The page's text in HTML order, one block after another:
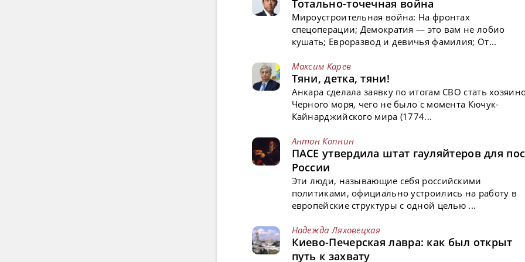
Тотально-точечная война
Мироустроительная война: На фронтах
спецоперации; Демократия — это вам не лобио
кушать; Евроразвод и девичья фамилия; От...
Максим Карев
Тяни, детка, тяни!
Анкара сделала заявку по итогам СВО стать
Черного моря, чего не было с момента Кючук-
Кайнарджийского мира (1774...
Антон Копнин
ПАСЕ утвердила штат гауляйтеров для
России
Эти люди, называющие себя российскими
политиками, официально устроились на работу в
европейские структуры с одной целью ...
Надежда Ляховецкая
Киево-Печерская лавра: как был открыт
путь к захвату